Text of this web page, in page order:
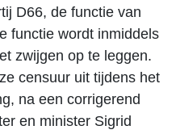
D66, de functie van
functie wordt inmiddels
zwijgen op te leggen.
censuur uit tijdens het
na een corrigerend
en minister Sigrid